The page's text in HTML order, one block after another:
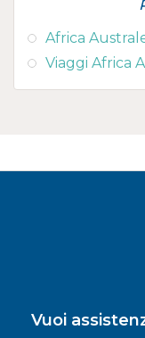
Africa
Viaggi Africa
Vuoi